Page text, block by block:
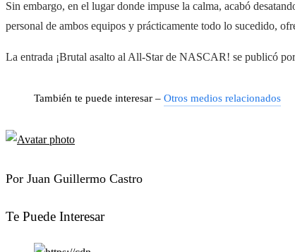
Sin embargo, en el lugar donde impuse la calma, acabó
personal de ambos equipos y prácticamente todo lo sucedido,
La entrada ¡Brutal asalto al All-Star de NASCAR! se publicó
También te puede interesar – Otros medios relacionados
Por Juan Guillermo Castro
Te Puede Interesar